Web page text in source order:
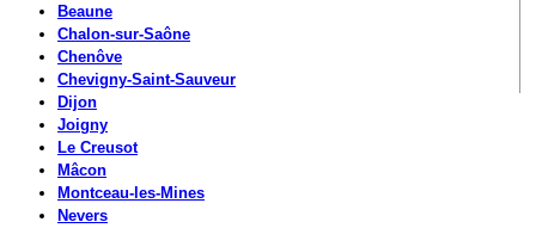
Beaune
Chalon-sur-Saône
Chenôve
Chevigny-Saint-Sauveur
Dijon
Joigny
Le Creusot
Mâcon
Montceau-les-Mines
Nevers